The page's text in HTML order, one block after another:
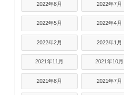
2022年8月 2022年7月
2022年5月 2022年4月
2022年2月 2022年1月
2021年11月 2021年10月
2021年8月 2021年7月